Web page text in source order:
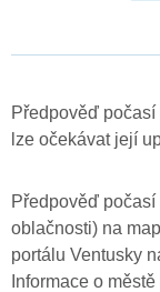
Předpověď
lze očekávat její
Předpověď
oblačnosti) na
portálu Ventusky
Informace o